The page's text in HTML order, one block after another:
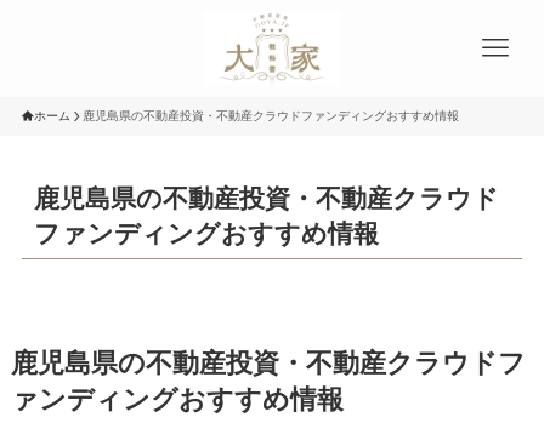
ホーム 鹿児島県の不動産投資・不動産クラウドファンディングおすすめ情報
鹿児島県の不動産投資・不動産クラウド
ファンディングおすすめ情報
鹿児島県の不動産投資・不動産クラウドフ
ァンディングおすすめ情報